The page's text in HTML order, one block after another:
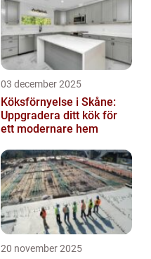
03 december 2025
Köksförnyelse i Skåne:
Uppgradera ditt kök för
ett modernare hem
20 november 2025